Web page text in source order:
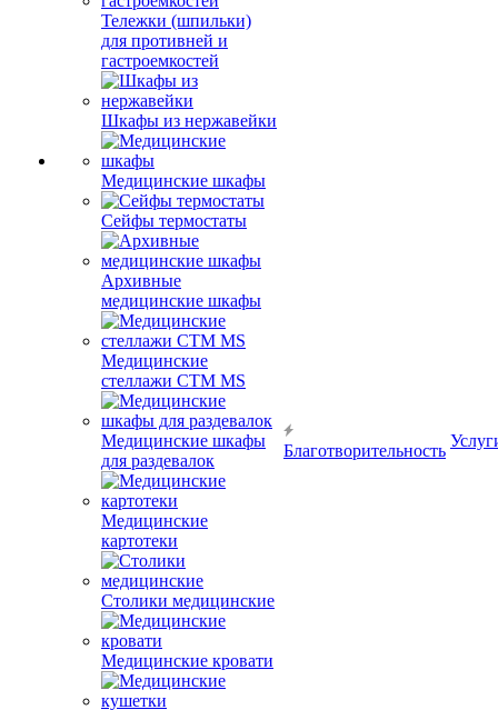
Тележки (шпильки)
для противней и
гастроемкостей
Шкафы из нержавейки
Медицинские шкафы
Сейфы термостаты
Архивные
медицинские шкафы
Медицинские
стеллажи CTM MS
Медицинские шкафы
для раздевалок
Медицинские
картотеки
Столики медицинские
Медицинские кровати
Благотворительность